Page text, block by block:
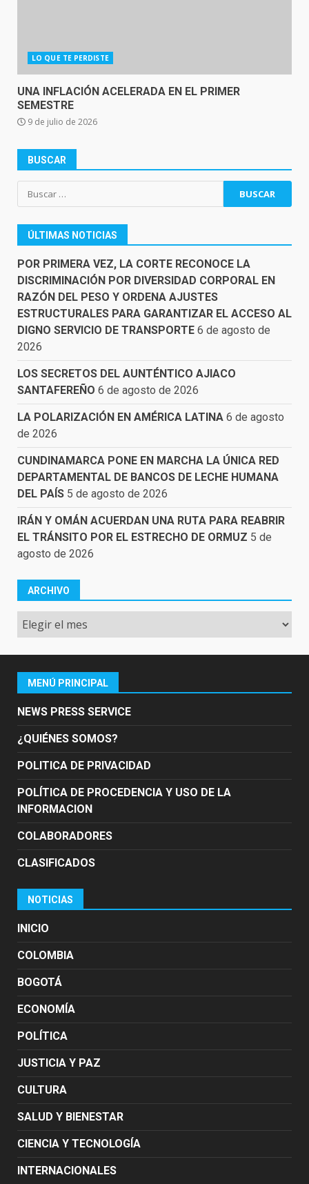
LO QUE TE PERDISTE
UNA INFLACIÓN ACELERADA EN EL PRIMER
SEMESTRE
9 de julio de 2026
BUSCAR
Buscar:
ÚLTIMAS NOTICIAS
POR PRIMERA VEZ, LA CORTE RECONOCE LA
DISCRIMINACIÓN POR DIVERSIDAD CORPORAL EN
RAZÓN DEL PESO Y ORDENA AJUSTES
ESTRUCTURALES PARA GARANTIZAR EL ACCESO AL
DIGNO SERVICIO DE TRANSPORTE 6 de agosto de
2026
LOS SECRETOS DEL AUNTÉNTICO AJIACO
SANTAFEREÑO 6 de agosto de 2026
LA POLARIZACIÓN EN AMÉRICA LATINA 6 de agosto
de 2026
CUNDINAMARCA PONE EN MARCHA LA ÚNICA RED
DEPARTAMENTAL DE BANCOS DE LECHE HUMANA
DEL PAÍS 5 de agosto de 2026
IRÁN Y OMÁN ACUERDAN UNA RUTA PARA REABRIR
EL TRÁNSITO POR EL ESTRECHO DE ORMUZ 5 de
agosto de 2026
ARCHIVO
Archivo
MENÚ PRINCIPAL
NEWS PRESS SERVICE
¿QUIÉNES SOMOS?
POLITICA DE PRIVACIDAD
POLÍTICA DE PROCEDENCIA Y USO DE LA
INFORMACION
COLABORADORES
CLASIFICADOS
NOTICIAS
INICIO
COLOMBIA
BOGOTÁ
ECONOMÍA
POLÍTICA
JUSTICIA Y PAZ
CULTURA
SALUD Y BIENESTAR
CIENCIA Y TECNOLOGÍA
INTERNACIONALES